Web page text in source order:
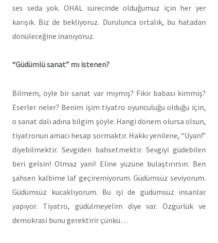
ses seda yok. OHAL sürecinde olduğumuz için her yer
karışık. Biz de bekliyoruz. Durulunca ortalık, bu hatadan
dönüleceğine inanıyoruz.
“Güdümlü sanat” mı istenen?
Bilmem, öyle bir sanat var mıymış? Fikir babası kimmiş?
Eserler neler? Benim işim tiyatro oyunculuğu olduğu için,
o sanat dalı adına bilgim şöyle: Hangi dönem olursa olsun,
tiyatronun amacı hesap sormaktır. Hakkı yenilene, “Uyan!”
diyebilmektir. Sevgiden bahsetmektir. Sevgiyi güdebilen
beri gelsin! Olmaz yani! Eline yüzüne bulaştırırsın. Ben
şahsen kalbime laf geçiremiyorum. Güdümsüz seviyorum.
Güdümsüz kucaklıyorum. Bu işi de güdümsüz insanlar
yapıyor. Tiyatro, güdülmeyelim diye var. Özgürlük ve
demokrasi bunu gerektirir çünkü…